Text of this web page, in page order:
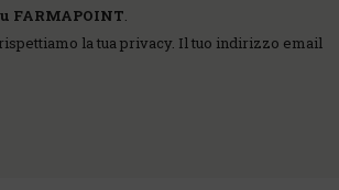
FARMAPOINT.
la tua privacy. Il tuo indirizzo email